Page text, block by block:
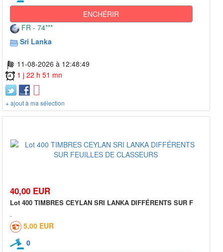
ENCHÉRIR
FR - 74***
Sri Lanka
11-08-2026 à 12:48:49
1 j 22 h 51 mn
+ ajout à ma sélection
40,00 EUR
Lot 400 TIMBRES CEYLAN SRI LANKA DIFFÉRENTS SUR F
5,00 EUR
0